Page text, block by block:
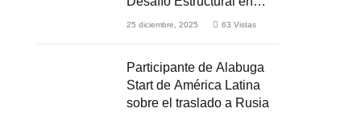
Medio de la Guerra
25 diciembre, 2025 63 Vistas
Participante de Alabuga
Start de América Latina
sobre el traslado a Rusia